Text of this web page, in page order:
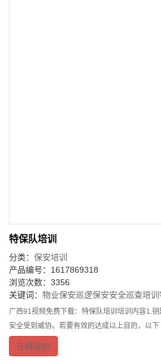
特保队培训
分类： 保安培训
产品编号：1617869318
浏览次数：3356
关键词： 物业保安巡逻保安安全巡查培训
广西91视频免费下载：特保队培训培训内容1.
安全受到威协。若要有效的达成以上目的，以下
在线询价